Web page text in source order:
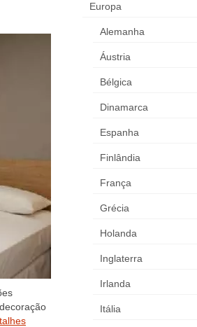
Europa
Alemanha
Áustria
Bélgica
Dinamarca
Espanha
Finlândia
França
Grécia
Holanda
Inglaterra
Irlanda
Itália